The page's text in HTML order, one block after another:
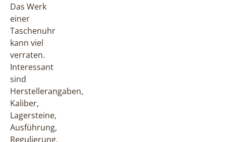
Das Werk
einer
Taschenuhr
kann viel
verraten.
Interessant
sind
Herstellerangaben,
Kaliber,
Lagersteine,
Ausführung,
Regulierung,